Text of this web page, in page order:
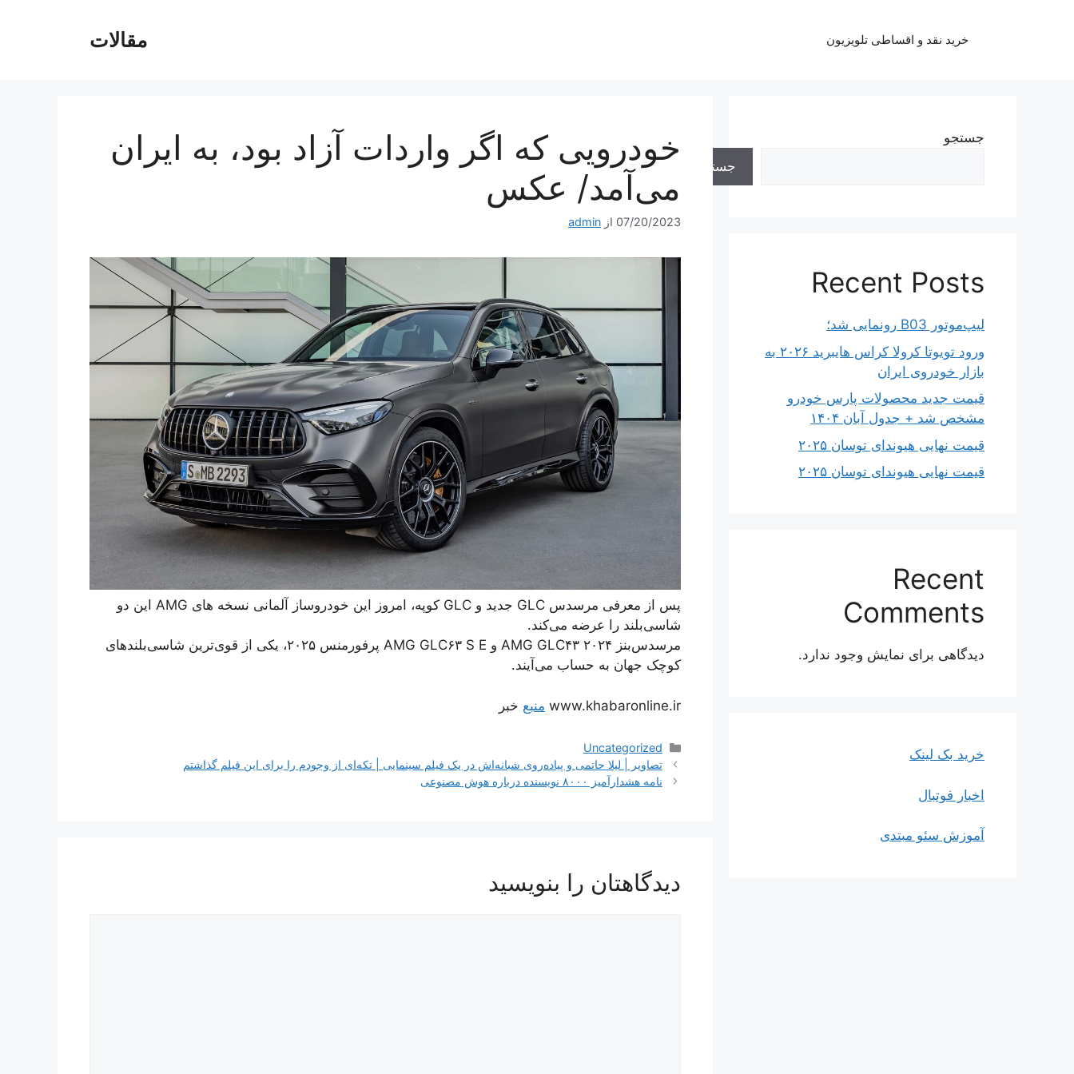
مقالات خرید نقد و اقساطی تلویزیون
خودرویی که اگر واردات آزاد بود، به ایران
می‌آمد/ عکس
07/20/2023 از admin
پس از معرفی مرسدس GLC جدید و GLC کوپه، امروز این خودروساز آلمانی نسخه های AMG این دو
شاسی‌بلند را عرضه می‌کند.
مرسدس‌بنز AMG GLC۴۳ ۲۰۲۴ و AMG GLC۶۳ S E پرفورمنس ۲۰۲۵، یکی از قوی‌ترین شاسی‌بلندهای
کوچک جهان به حساب می‌آیند.
www.khabaronline.ir منبع خبر
دسته‌ها
Uncategorized
ناوبری
نوشته‌ها
تصاویر | لیلا حاتمی و پیاده‌روی شبانه‌اش در یک فیلم سینمایی | تکه‌ای از وجودم را برای این فیلم گذاشتم
نامه هشدارآمیز ۸۰۰۰ نویسنده درباره هوش مصنوعی
دیدگاهتان را بنویسید
جستجو
جستجو
Recent Posts
لیپ‌موتور B03 رونمایی شد؛
ورود تویوتا کرولا کراس هایبرید ۲۰۲۶ به
بازار خودروی ایران
قیمت جدید محصولات پارس خودرو
مشخص شد + جدول آبان ۱۴۰۴
قیمت نهایی هیوندای توسان ۲۰۲۵
قیمت نهایی هیوندای توسان ۲۰۲۵
Recent
Comments
دیدگاهی برای نمایش وجود ندارد.
خرید بک لینک
اخبار فوتبال
آموزش سئو مبتدی